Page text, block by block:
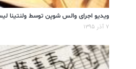
ویدیو اجرای والس شوپن توسط ولنتینا
۷ آذر ۱۳۹۵